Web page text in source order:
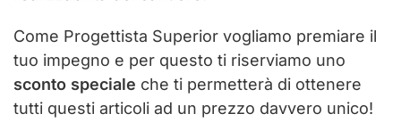
Come Progettista Superior vogliamo premiare il
tuo impegno e per questo ti riserviamo uno
sconto speciale che ti permetterà di ottenere
tutti questi articoli ad un prezzo davvero unico!